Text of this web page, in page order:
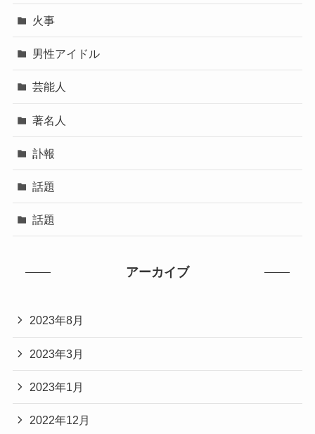
火事
男性アイドル
芸能人
著名人
訃報
話題
話題
アーカイブ
2023年8月
2023年3月
2023年1月
2022年12月